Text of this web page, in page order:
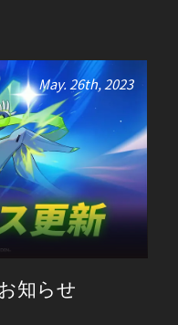
May. 26th, 2023
知らせ